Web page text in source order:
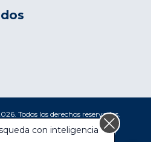
Todos los derechos reservados.
Para reclamos ingresá acá. /